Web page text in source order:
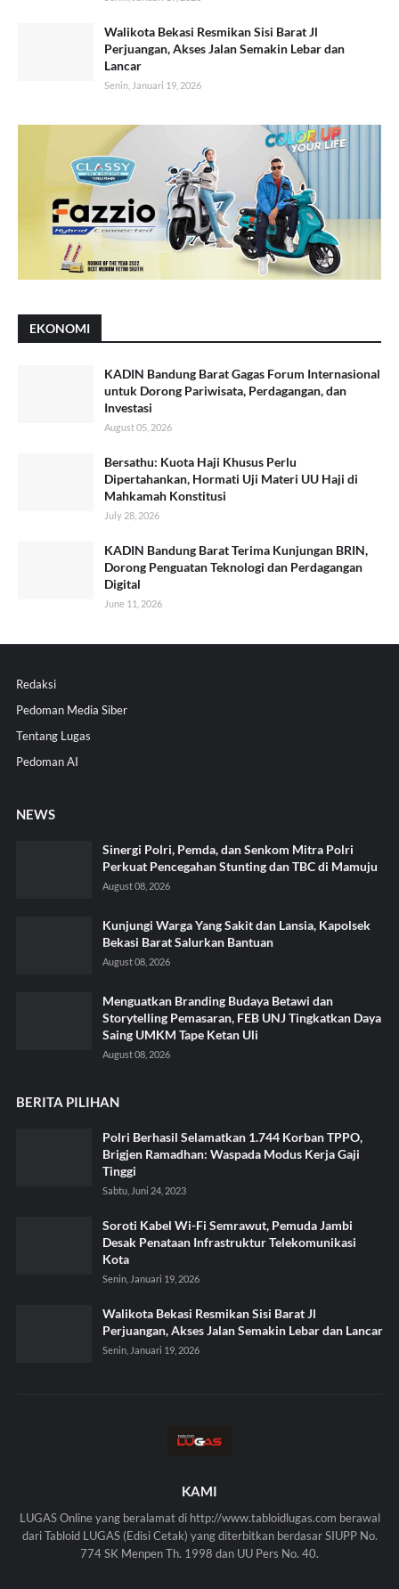
Walikota Bekasi Resmikan Sisi Barat Jl
Perjuangan, Akses Jalan Semakin Lebar dan
Lancar
Senin, Januari 19, 2026
EKONOMI
KADIN Bandung Barat Gagas Forum Internasional
untuk Dorong Pariwisata, Perdagangan, dan
Investasi
August 05, 2026
Bersathu: Kuota Haji Khusus Perlu
Dipertahankan, Hormati Uji Materi UU Haji di
Mahkamah Konstitusi
July 28, 2026
KADIN Bandung Barat Terima Kunjungan BRIN,
Dorong Penguatan Teknologi dan Perdagangan
Digital
June 11, 2026
Redaksi
Pedoman Media Siber
Tentang Lugas
Pedoman AI
NEWS
Sinergi Polri, Pemda, dan Senkom Mitra Polri
Perkuat Pencegahan Stunting dan TBC di Mamuju
August 08, 2026
Kunjungi Warga Yang Sakit dan Lansia, Kapolsek
Bekasi Barat Salurkan Bantuan
August 08, 2026
Menguatkan Branding Budaya Betawi dan
Storytelling Pemasaran, FEB UNJ Tingkatkan Daya
Saing UMKM Tape Ketan Uli
August 08, 2026
BERITA PILIHAN
Polri Berhasil Selamatkan 1.744 Korban TPPO,
Brigjen Ramadhan: Waspada Modus Kerja Gaji
Tinggi
Sabtu, Juni 24, 2023
Soroti Kabel Wi-Fi Semrawut, Pemuda Jambi
Desak Penataan Infrastruktur Telekomunikasi
Kota
Senin, Januari 19, 2026
Walikota Bekasi Resmikan Sisi Barat Jl
Perjuangan, Akses Jalan Semakin Lebar dan Lancar
Senin, Januari 19, 2026
KAMI
LUGAS Online yang beralamat di http://www.tabloidlugas.com berawal
dari Tabloid LUGAS (Edisi Cetak) yang diterbitkan berdasar SIUPP No.
774 SK Menpen Th. 1998 dan UU Pers No. 40.